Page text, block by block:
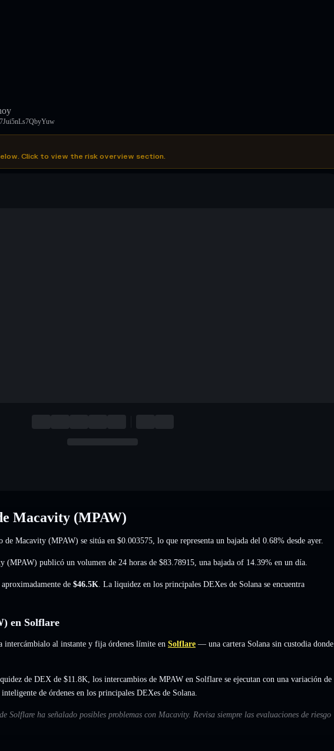
Click to view the risk overview section.
Macavity (MPAW)
de Macavity (MPAW) se sitúa en $0.003575 , lo que representa un bajada del 0.68% desde ayer.
(MPAW) publicó un volumen de 24 horas de $83.78915 una bajada of 14.39% en un día.
de $46.5K . La liquidez en los principales DEXes de Solana se encuentra
en Solflare
intercámbialo al instante y fija órdenes límite en Solflare — una cartera Solana sin custodia donde
de DEX de $11.8K, los intercambios de MPAW en Solflare se ejecutan con una variación de
de órdenes en los principales DEXes de Solana.
Solflare ha señalado posibles problemas con Macavity. Revisa siempre las evaluaciones de riesgo